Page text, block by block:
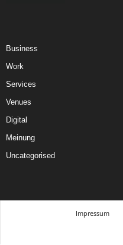
Business
Work
Services
Venues
Digital
Meinung
Uncategorised
Impressum